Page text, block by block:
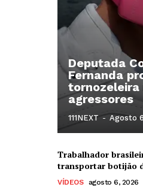
Deputada
Fernanda
tornozeleira
agressores
111NEXT - Agosto
Trabalhador
transportar botijão
VÍDEOS agosto 6, 2026